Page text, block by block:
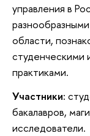
управления в
области,
студенческими
практиками.
Участники:
бакалавров,
исследователи.